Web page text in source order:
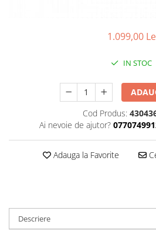
1.099,00
IN STOC
Cod Produs:
Ai nevoie de ajutor?
Adauga la Favorite
Descriere